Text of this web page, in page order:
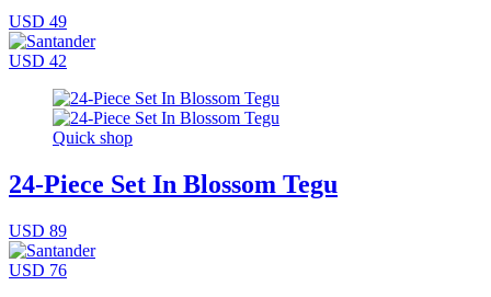
USD 49
USD 42
Quick shop
24-Piece Set In Blossom Tegu
USD 89
USD 76